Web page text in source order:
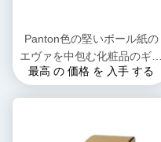
Panton色の堅いボール紙の
エヴァを中包む化粧品のギフ
ト用の箱
最高 の 価格 を 入手 する